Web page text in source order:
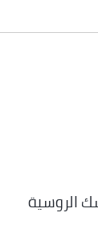
الروسية